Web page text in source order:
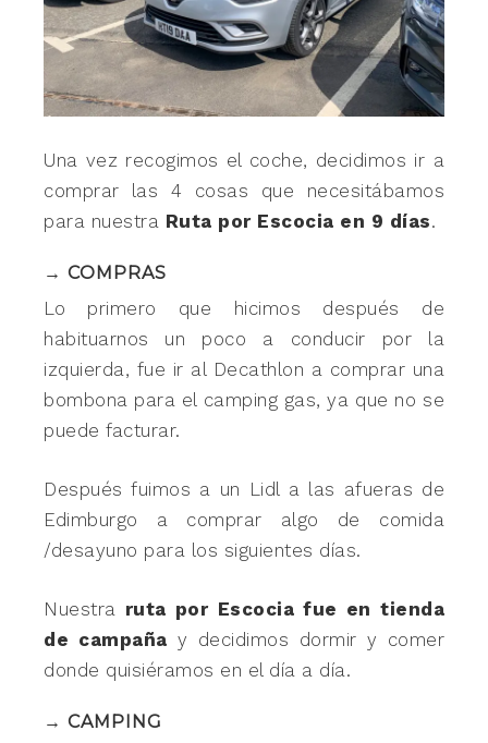
Una vez recogimos el coche, decidimos ir a
comprar las 4 cosas que necesitábamos
para nuestra Ruta por Escocia en 9 días.
→ COMPRAS
Lo primero que hicimos después de
habituarnos un poco a conducir por la
izquierda, fue ir al Decathlon a comprar una
bombona para el camping gas, ya que no se
puede facturar.
Después fuimos a un Lidl a las afueras de
Edimburgo a comprar algo de comida
/desayuno para los siguientes días.
Nuestra ruta por Escocia fue en tienda
de campaña y decidimos dormir y comer
donde quisiéramos en el día a día.
→ CAMPING